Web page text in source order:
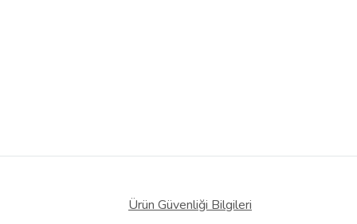
Ürün Güvenliği Bilgileri